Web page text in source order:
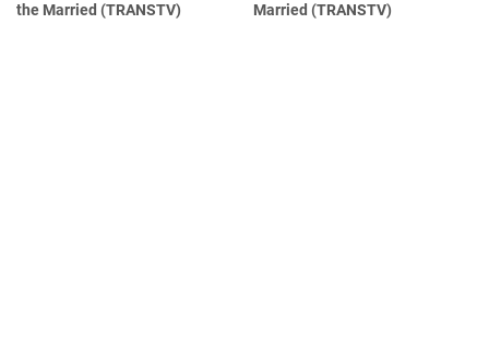
the Married (TRANSTV)
Married (TRANSTV)